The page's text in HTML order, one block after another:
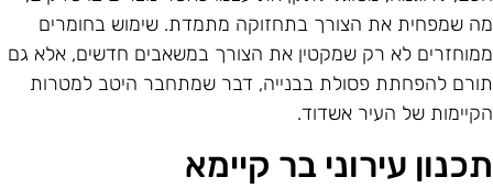
שמפחית את הצורך בתחזוקה מתמדת. שימוש בחומרים
לא רק שמקטין את הצורך במשאבים חדשים, אלא גם
להפחתת פסולת בבנייה, דבר שמתחבר היטב למטרות
של העיר אשדוד.
עירוני בר קיימא